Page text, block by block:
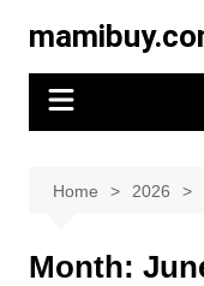
content
Home 2026
Month: